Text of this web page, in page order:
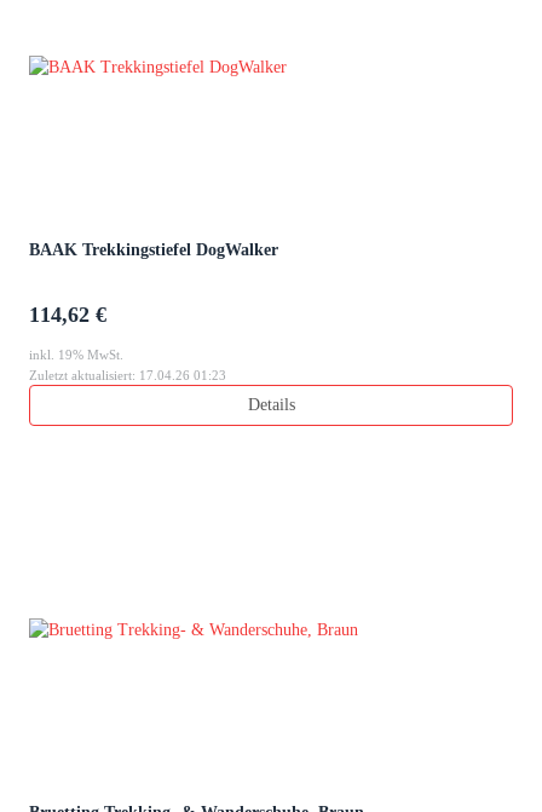
BAAK Trekkingstiefel DogWalker
114,62 €
inkl. 19% MwSt.
Zuletzt aktualisiert: 17.04.26 01:23
Details